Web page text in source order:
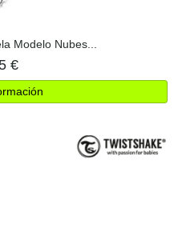
Modelo Nubes...
€